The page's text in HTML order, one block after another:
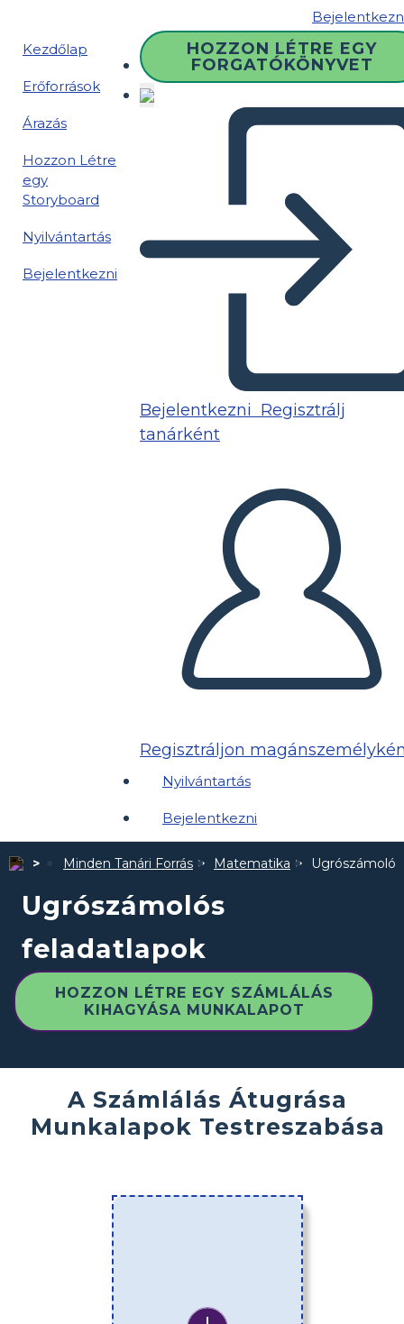
Kezdőlap
Erőforrások
Árazás
Hozzon Létre
egy
Storyboard
Nyilvántartás
Bejelentkezni
HOZZON LÉTRE EGY
FORGATÓKÖNYVET
Bejelentkezni Regisztrálj
tanárként
Regisztráljon
Nyilvántartás
Bejelentkezni
Minden Tanári Forrás Matematika
Ugrószámolós
feladatlapok
HOZZON LÉTRE EGY SZÁMLÁLÁS
KIHAGYÁSA MUNKALAPOT
A Számlálás Átugrása
Munkalapok Testreszabása